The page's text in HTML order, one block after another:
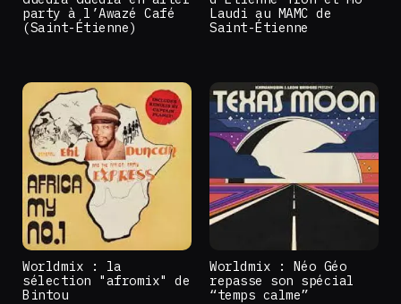
party à l’Awazé Café
(Saint-Étienne)
Laudi au MAMC de
Saint-Étienne
Worldmix : la
sélection "afromix" de
Bintou
Worldmix : Néo Géo
repasse son spécial
“temps calme”